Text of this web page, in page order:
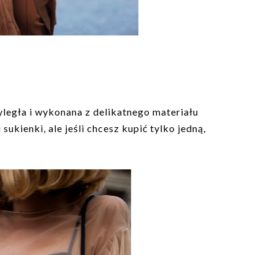
i wykonana z delikatnego materiału
ale jeśli chcesz kupić tylko jedną,